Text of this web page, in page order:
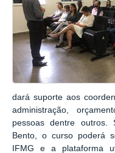
dará suporte aos
administração,
pessoas dentre outros.
Bento, o curso poderá
IFMG e a plataforma